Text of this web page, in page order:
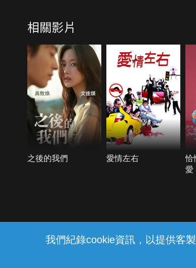
我們紀錄cookie資訊，以提供客
相關影片
之後的我們 愛情左右
恰
愛